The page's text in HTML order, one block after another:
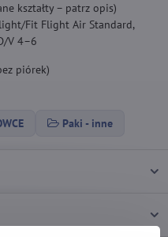
kształty – patrz opis)
Fit Flight Air Standard,
V 4–6
piórek)
Paki - inne